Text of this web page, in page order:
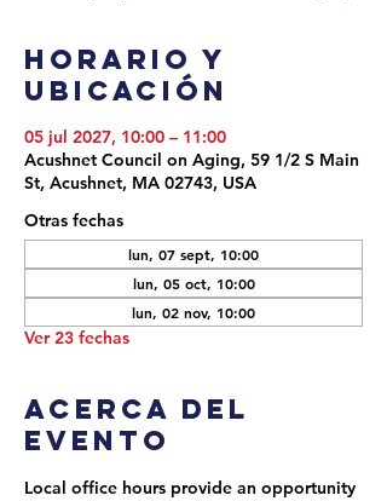
Horario y
ubicación
05 jul 2027, 10:00 – 11:00
Acushnet Council on Aging, 59 1/2 S Main
St, Acushnet, MA 02743, USA
Otras fechas
lun, 07 sept, 10:00
lun, 05 oct, 10:00
lun, 02 nov, 10:00
Ver 23 fechas
Acerca del
evento
Local office hours provide an opportunity